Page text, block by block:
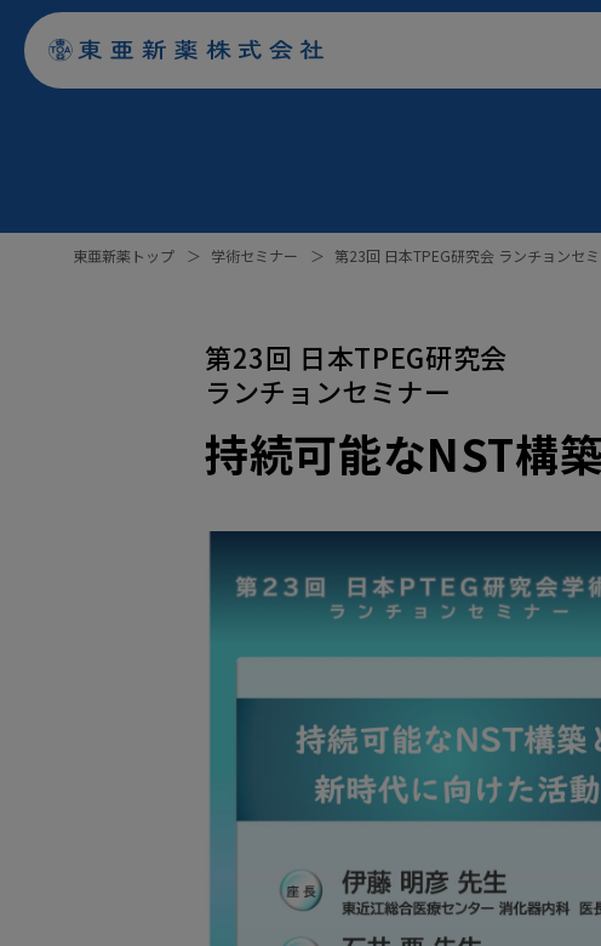
東亜新薬トップ ＞ 学術セミナー ＞ 第23回 日本TPEG研究会 ランチョンセ
第23回 日本TPEG研究会
ランチョンセミナー
持続可能なNST構